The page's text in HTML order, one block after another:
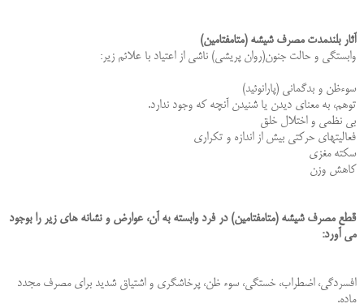
آثار بلندمدت مصرف شیشه (متامفتامین)
وابستگى و حالت جنون(روان پریشى) ناشى از اعتیاد با علائم زیر:
سوءظن و بدگمانى (پارانوئید)
توهم، به معناى دیدن یا شنیدن آنچه كه وجود ندارد.
بى نظمى و اختلال خلق
فعالیتهاى حركتى بیش از اندازه و تكرارى
سكته مغزى
كاهش وزن
قطع مصرف شیشه (متامفتامین) در فرد وابسته به آن، عوارض و نشانه هاى زیر را بوجود
مى آورد:
افسردگى، اضطراب، خستگى، سوء ظن، پرخاشگرى و اشتیاق شدید براى مصرف مجدد
ماده.